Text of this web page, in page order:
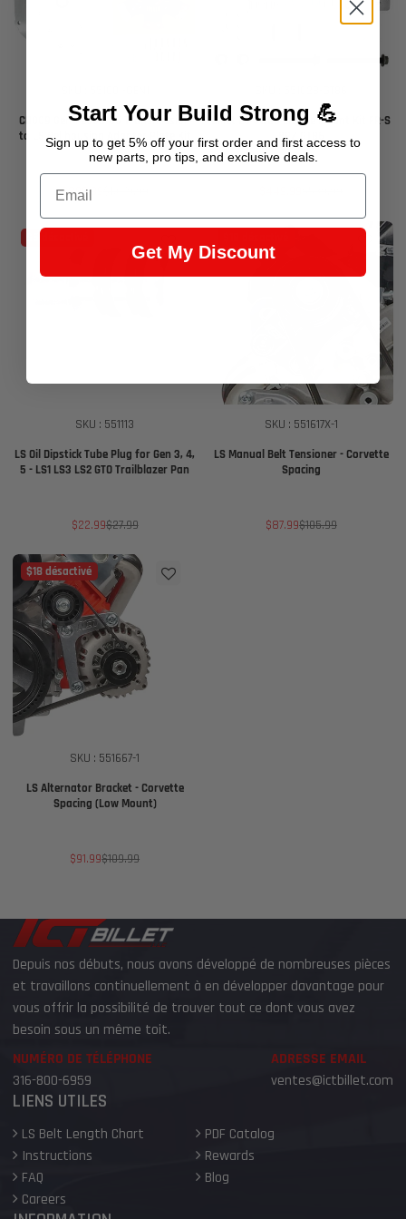
CD009 Gen 1 2003-06 Transmission
to LS Bellhousing Adapter Plate Kit
Prix
de
vente
$899.99
Billet LS Swap Engine Mount Kit FR-S
BRZ GT86
vente
SKU : 551113
LS Oil Dipstick Tube Plug for Gen 3, 4,
5 - LS1 LS3 LS2 GTO Trailblazer Pan
Prix
de
$22.99Prix
habituel
$27.99
SKU : 551617X-1
LS Manual Belt Tensioner - Corvette
Spacing
Prix
de
$87.99Prix
habituel
$105.99
$18 désactivé
SKU : 551667-1
LS Alternator Bracket - Corvette
Spacing (Low Mount)
Prix
de
$91.99Prix
habituel
$109.99
Depuis nos débuts, nous avons développé de nombreuses pièces
et travaillons continuellement à en développer davantage pour
vous offrir la possibilité de trouver tout ce dont vous avez
besoin sous un même toit.
NUMÉRO DE TÉLÉPHONE
316-800-6959
ADRESSE EMAIL
ventes@ictbillet.com
LIENS UTILES
LS Belt Length Chart
PDF Catalog
Instructions
Rewards
FAQ
Blog
Careers
Start Your Build Strong 💪
Sign up to get 5% off your first order and first access to
new parts, pro tips, and exclusive deals.
Email
Get My Discount